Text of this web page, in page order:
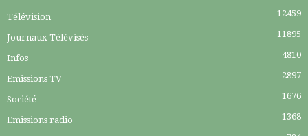
Télévision 12459
Journaux Télévisés 11895
Infos 4810
Emissions TV 2897
Société 1676
Emissions radio 1368